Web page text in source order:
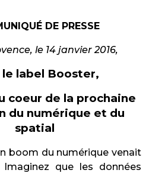
DE PRESSE
le 14 janvier 2016,
le label Booster,
coeur de la prochaine
du numérique et du
spatial
boom du numérique venait
Imaginez que les données